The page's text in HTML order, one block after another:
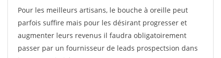
Pour les meilleurs artisans, le bouche à oreille peut
parfois suffire mais pour les désirant progresser et
augmenter leurs revenus il faudra obligatoirement
passer par un fournisseur de leads prospectsion dans